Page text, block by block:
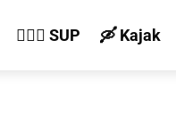
🏄‍♀️🛶 SUP 🛶 Kajak